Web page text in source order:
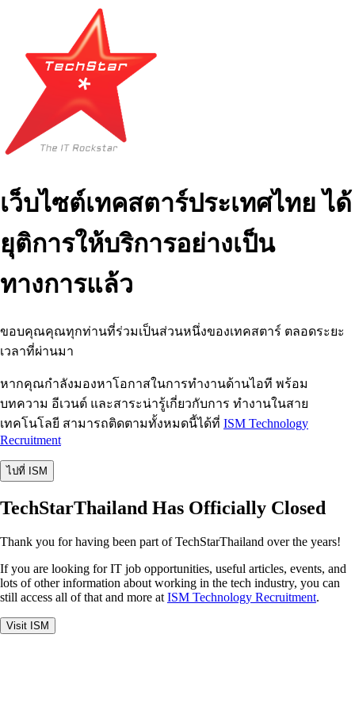
เว็บไซต์เทคสตาร์ประเทศไทย ได้
ยุติการให้บริการอย่างเป็น
ทางการแล้ว
ขอบคุณคุณทุกท่านที่ร่วมเป็นส่วนหนึ่งของเทคสตาร์ ตลอดระยะ
เวลาที่ผ่านมา
หากคุณกำลังมองหาโอกาสในการทำงานด้านไอที พร้อม
บทความ อีเวนต์ และสาระน่ารู้เกี่ยวกับการ ทำงานในสาย
เทคโนโลยี สามารถติดตามทั้งหมดนี้ได้ที่ ISM Technology
Recruitment
ไปที่ ISM
TechStarThailand Has Officially Closed
Thank you for having been part of TechStarThailand over the years!
If you are looking for IT job opportunities, useful articles, events, and
lots of other information about working in the tech industry, you can
still access all of that and more at ISM Technology Recruitment.
Visit ISM